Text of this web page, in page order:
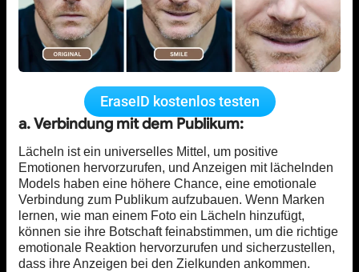
EraseID kostenlos testen
a. Verbindung mit dem Publikum:
Lächeln ist ein universelles Mittel, um positive
Emotionen hervorzurufen, und Anzeigen mit lächelnden
Models haben eine höhere Chance, eine emotionale
Verbindung zum Publikum aufzubauen. Wenn Marken
lernen, wie man einem Foto ein Lächeln hinzufügt,
können sie ihre Botschaft feinabstimmen, um die richtige
emotionale Reaktion hervorzurufen und sicherzustellen,
dass ihre Anzeigen bei den Zielkunden ankommen.